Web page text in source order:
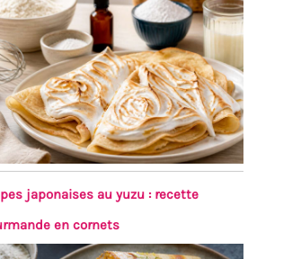
japonaises au yuzu : recette
en cornets